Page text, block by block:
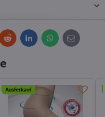
Reddit LinkedInWhatsApp
E-
mail
Ausferkauf